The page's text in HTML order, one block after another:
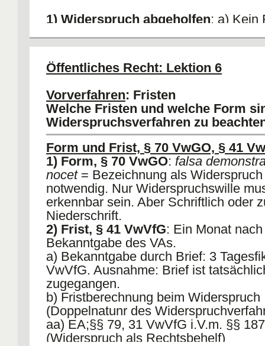
1) Widerspruch abgeholfen: a) Kein
161 III VwGO.
2) Widerspruch abgelehnt
: Klage
gegen den ersten und den zweiten
Widerspruchbescheid, § 79 I Nr 1
(Nachschieben von Gründen).
Öffentliches Recht: Lektion 6
Vorverfahren: Fristen
Welche Fristen und welche Form
Widerspruchsverfahren zu
Form und Frist, § 70 VwGO, § 41
1) Form, § 70 VwGO: falsa
nocet= Bezeichnung als
notwendig. Nur Widerspruchswille
erkennbar sein. Aber Schriftlich oder
Niederschrift.
2) Frist, § 41 VwVfG: Ein Monat nach
Bekanntgabe des VAs.
a) Bekanntgabe durch Brief: 3
VwVfG. Ausnahme: Brief ist
zugegangen.
b) Fristberechnung beim Widerspruch
(Doppelnatunr des
aa) EA;§§ 79, 31 VwVfG i.V.m. §§
(Widerspruch als Rechtsbehelf)